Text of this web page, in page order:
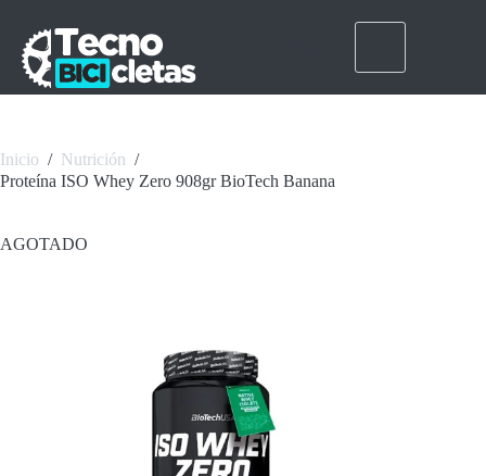
contenido
Inicio / Nutrición /
Proteína ISO Whey Zero 908gr BioTech Banana
AGOTADO